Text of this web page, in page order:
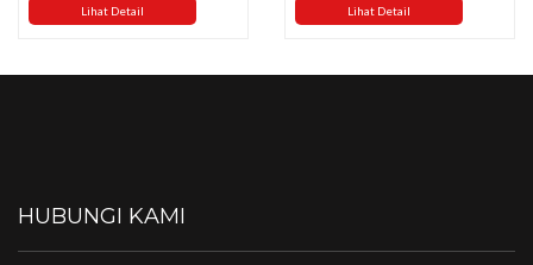
Lihat Detail Lihat Detail
HUBUNGI KAMI